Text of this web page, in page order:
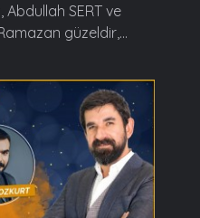
Abdullah SERT ve
güzeldir,...